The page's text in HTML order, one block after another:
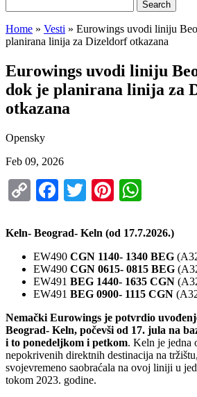
for:
Home » Vesti » Eurowings uvodi liniju
planirana linija za Dizeldorf otkazana
Eurowings uvodi liniju
dok je planirana linija za
otkazana
Opensky
Feb 09, 2026
CopyFacebook
TwitterPinterest
Keln- Beograd- Keln (od 17.7.2026.)
EW490 CGN 1140- 1340 BEG
EW490 CGN 0615- 0815 BEG
EW491 BEG 1440- 1635 CGN
EW491 BEG 0900- 1115 CGN
Nemački Eurowings je potvrdio
Beograd- Keln, počevši od 17. jula na
i to ponedeljkom i petkom. Keln je jedna
nepokrivenih direktnih destinacija na
svojevremeno saobraćala na ovoj liniji u
tokom 2023. godine.